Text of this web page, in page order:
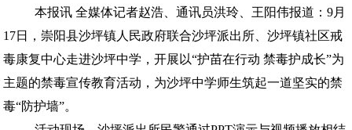
本报讯 全媒体记者赵浩、通讯员洪玲、王阳伟报道：9月
17日，崇阳县沙坪镇人民政府联合沙坪派出所、沙坪镇社区戒
毒康复中心走进沙坪中学，开展以“护苗在行动 禁毒护成长”为
主题的禁毒宣传教育活动，为沙坪中学师生筑起一道坚实的禁
毒“防护墙”。